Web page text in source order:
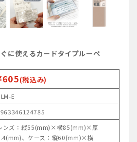
に使えるカードタイプルーペ
(税込み)
E
ンズ：縦55(mm)×横85(mm)×厚
、ケース：縦60(mm)×横